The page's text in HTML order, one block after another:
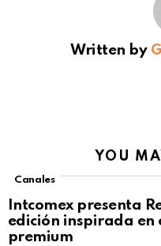
Written by
YOU
Canales
Intcomex presenta
edición inspirada en
premium